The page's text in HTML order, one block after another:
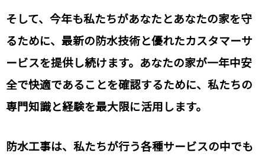
そして、今年も私たちがあなたとあなたの家を守
るために、最新の防水技術と優れたカスタマーサ
ービスを提供し続けます。あなたの家が一年中安
全で快適であることを確認するために、私たちの
専門知識と経験を最大限に活用します。
防水工事は、私たちが行う各種サービスの中でも